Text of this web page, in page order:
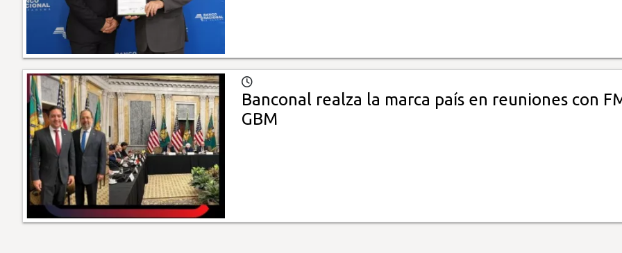
Banconal realza la marca país en reuniones con
GBM